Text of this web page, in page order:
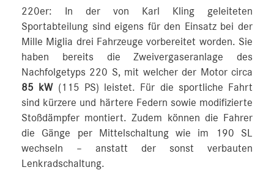
220er: In der von Karl Kling geleiteten
Sportabteilung sind eigens für den Einsatz bei der
Mille Miglia drei Fahrzeuge vorbereitet worden. Sie
haben bereits die Zweivergaseranlage des
Nachfolgetyps 220 S, mit welcher der Motor circa
85 kW(115 PS) leistet. Für die sportliche Fahrt
sind kürzere und härtere Federn sowie modifizierte
Stoßdämpfer montiert. Zudem können die Fahrer
die Gänge per Mittelschaltung wie im 190 SL
wechseln – anstatt der sonst verbauten
Lenkradschaltung.